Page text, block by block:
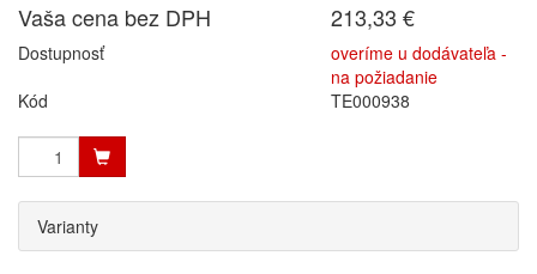
Vaša cena bez DPH
213,33 €
Dostupnosť
overíme u dodávateľa -
na požiadanie
Kód
TE000938
Varianty